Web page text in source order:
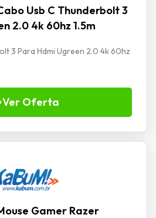
Usb C Thunderbolt 3
2.0 4k 60hz 1.5m
3 Para Hdmi Ugreen 2.0 4k 60hz
Ver Oferta
Gamer Razer